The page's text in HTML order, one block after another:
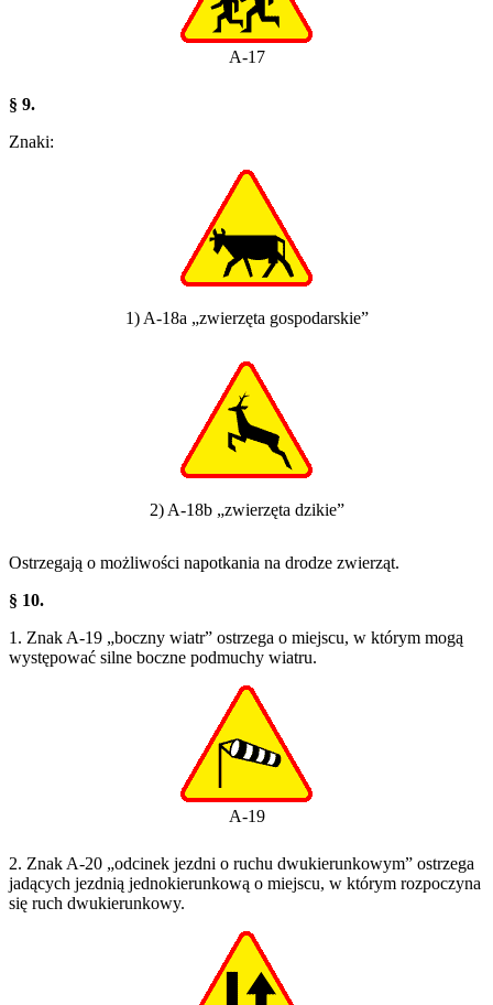
A-17
§ 9.
Znaki:
1) A-18a „zwierzęta gospodarskie”
2) A-18b „zwierzęta dzikie”
Ostrzegają o możliwości napotkania na drodze zwierząt.
§ 10.
1. Znak A-19 „boczny wiatr” ostrzega o miejscu, w którym mogą
występować silne boczne podmuchy wiatru.
A-19
2. Znak A-20 „odcinek jezdni o ruchu dwukierunkowym” ostrzega
jadących jezdnią jednokierunkową o miejscu, w którym rozpoczyna
się ruch dwukierunkowy.